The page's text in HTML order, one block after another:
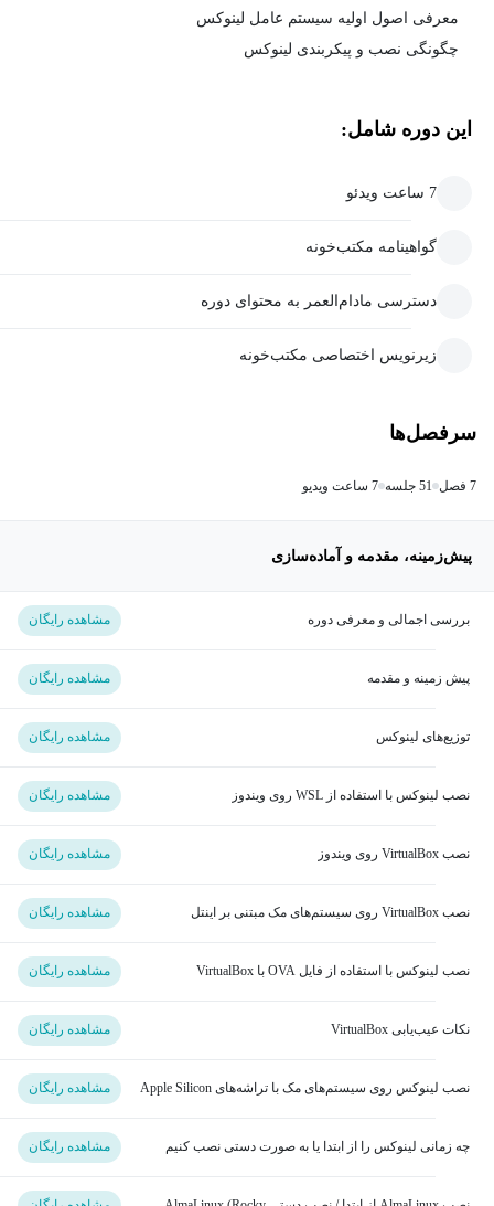
معرفی اصول اولیه سیستم عامل لینوکس
چگونگی نصب و پیکربندی لینوکس
این دوره شامل:
7 ساعت ویدئو
گواهینامه مکتب‌خونه
دسترسی مادام‌العمر به محتوای دوره
زیرنویس اختصاصی مکتب‌خونه
سرفصل‌ها
7 فصل 51 جلسه 7 ساعت ویدیو
پیش‌زمینه، مقدمه و آماده‌سازی
بررسی اجمالی و معرفی دوره مشاهده رایگان
پیش زمینه و مقدمه مشاهده رایگان
توزیع‌های لینوکس مشاهده رایگان
نصب لینوکس با استفاده از WSL روی ویندوز مشاهده رایگان
نصب VirtualBox روی ویندوز مشاهده رایگان
نصب VirtualBox روی سیستم‌های مک مبتنی بر اینتل مشاهده رایگان
نصب لینوکس با استفاده از فایل OVA با VirtualBox مشاهده رایگان
نکات عیب‌یابی VirtualBox مشاهده رایگان
نصب لینوکس روی سیستم‌های مک با تراشه‌های Apple Silicon مشاهده رایگان
چه زمانی لینوکس را از ابتدا یا به صورت دستی نصب کنیم مشاهده رایگان